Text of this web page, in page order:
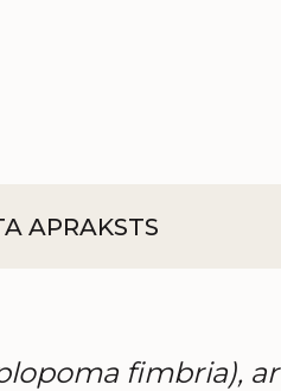
APRAKSTS
fimbria),